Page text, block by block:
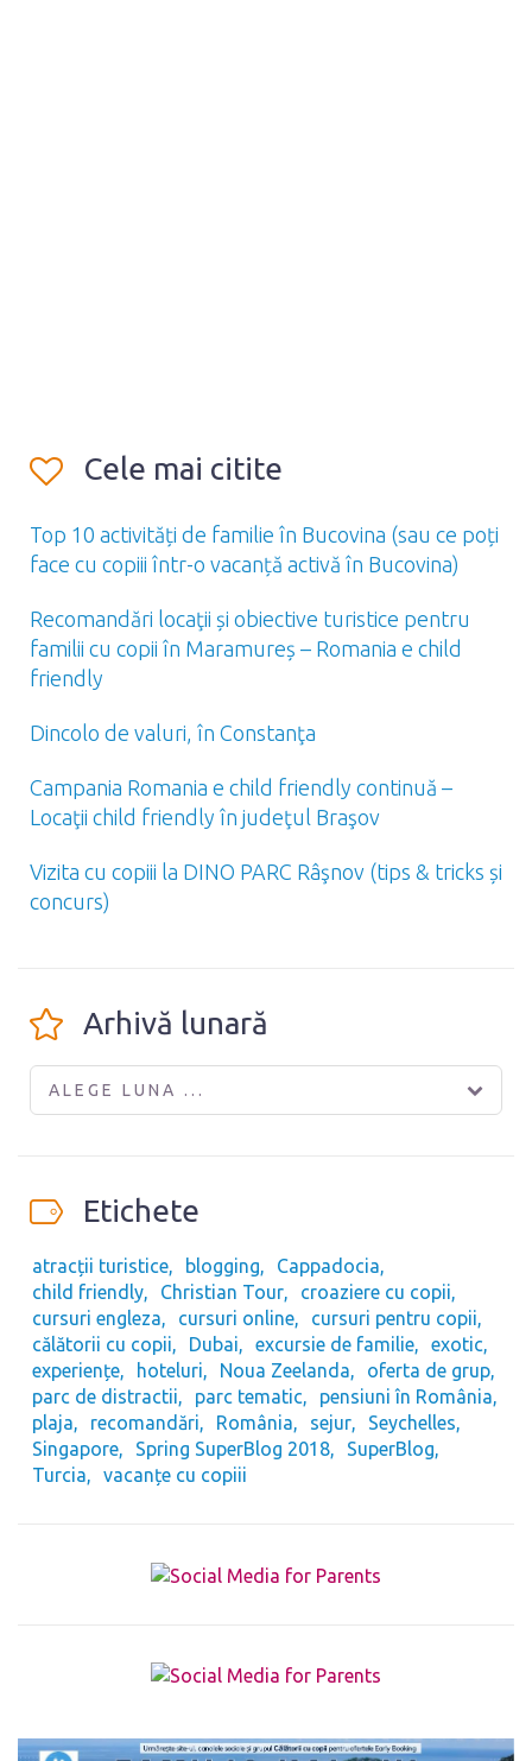
Cele mai citite
Top 10 activități de familie în Bucovina (sau ce poți
face cu copiii într-o vacanță activă în Bucovina)
Recomandări locaţii și obiective turistice pentru
familii cu copii în Maramureș – Romania e child
friendly
Dincolo de valuri, în Constanţa
Campania Romania e child friendly continuă –
Locaţii child friendly în judeţul Braşov
Vizita cu copiii la DINO PARC Râşnov (tips & tricks și
concurs)
Arhivă lunară
ALEGE LUNA ...
Etichete
atracții turistice blogging
Cappadocia
child friendly
Christian Tour
croaziere cu copii
cursuri engleza
cursuri online
cursuri pentru copii
călătorii cu copii
Dubai excursie de familie
exotic
experiențe
hoteluri Noua Zeelanda
oferta de grup
parc de distractii
parc tematic
pensiuni în România
plaja
recomandări România sejur
Seychelles
Singapore
Spring SuperBlog 2018
SuperBlog
Turcia
vacanțe cu copiii